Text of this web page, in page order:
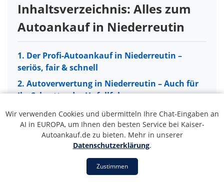
Inhaltsverzeichnis: Alles zum
Autoankauf in Niederreutin
1. Der Profi-Autoankauf in Niederreutin –
seriös, fair & schnell
2. Autoverwertung in Niederreutin – Auch für
Ihr Schrott- oder Unfallfahrzeug
3. So einfach läuft der Autoankauf in
Niederreutin ab
4. Unser Servicegebiet: Autoankauf in ganz
Niederreutin und Umgebung
5. 5 Gründe für unseren Autoankauf-Service
Wir verwenden Cookies und übermitteln Ihre Chat-Eingaben an
AI in EUROPA, um Ihnen den besten Service bei Kaiser-
Autoankauf.de zu bieten. Mehr in unserer
Datenschutzerklärung.
Zustimmen